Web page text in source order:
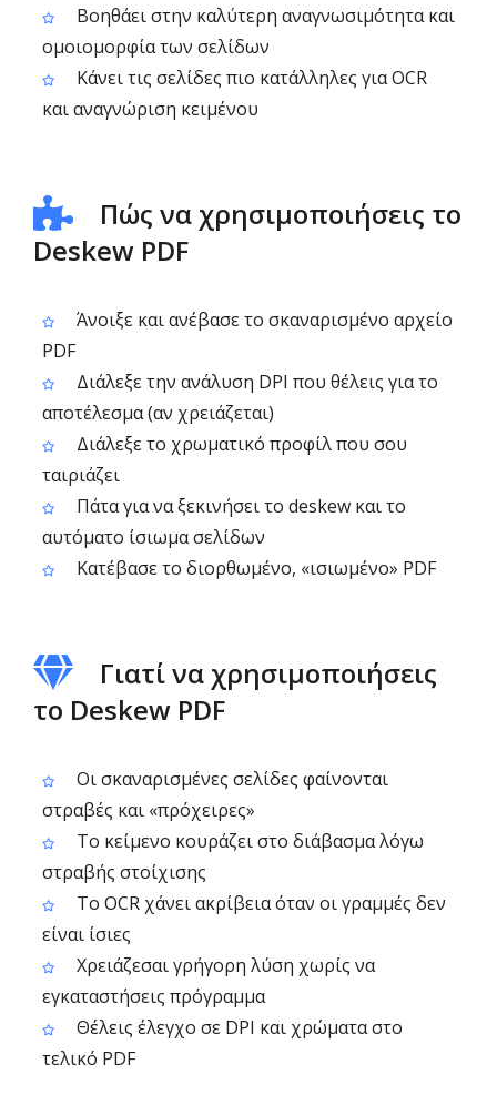
Βοηθάει στην καλύτερη αναγνωσιμότητα και
ομοιομορφία των σελίδων
Κάνει τις σελίδες πιο κατάλληλες για OCR
και αναγνώριση κειμένου
Πώς να χρησιμοποιήσεις το
Deskew PDF
Άνοιξε και ανέβασε το σκαναρισμένο αρχείο
PDF
Διάλεξε την ανάλυση DPI που θέλεις για το
αποτέλεσμα (αν χρειάζεται)
Διάλεξε το χρωματικό προφίλ που σου
ταιριάζει
Πάτα για να ξεκινήσει το deskew και το
αυτόματο ίσιωμα σελίδων
Κατέβασε το διορθωμένο, «ισιωμένο» PDF
Γιατί να χρησιμοποιήσεις
το Deskew PDF
Οι σκαναρισμένες σελίδες φαίνονται
στραβές και «πρόχειρες»
Το κείμενο κουράζει στο διάβασμα λόγω
στραβής στοίχισης
Το OCR χάνει ακρίβεια όταν οι γραμμές δεν
είναι ίσιες
Χρειάζεσαι γρήγορη λύση χωρίς να
εγκαταστήσεις πρόγραμμα
Θέλεις έλεγχο σε DPI και χρώματα στο
τελικό PDF